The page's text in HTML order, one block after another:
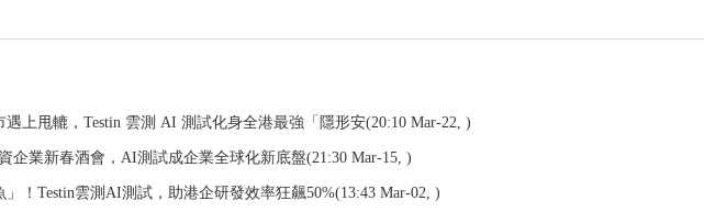
遇上甩轆，Testin 雲測 AI 測試化身全港最強「隱形安(20:10 Mar-22, )
企業新春酒會，AI測試成企業全球化新底盤(21:30 Mar-15, )
」！Testin雲測AI測試，助港企研發效率狂飆50%(13:43 Mar-02, )